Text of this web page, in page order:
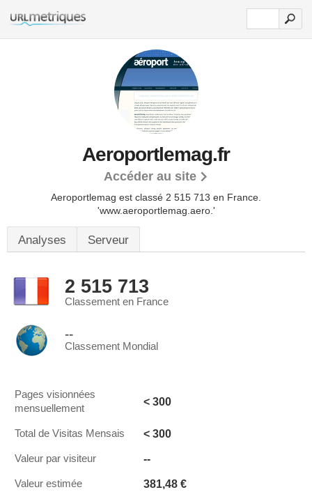
Aeroportlemag.fr
Accéder au site
Aeroportlemag est classé 2 515 713 en France.
'www.aeroportlemag.aero.'
Analyses Serveur
2 515 713
Classement en France
--
Classement Mondial
Pages visionnées
mensuellement
< 300
Total de Visitas Mensais < 300
Valeur par visiteur --
Valeur estimée 381,48 €